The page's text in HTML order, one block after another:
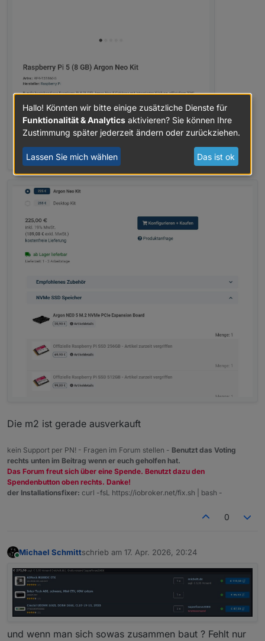
Die m2 ist gerade ausverkauft
kein Support per PN! - Fragen im Forum stellen - Benutzt das Voting
rechts unten im Beitrag wenn er euch geholfen hat.
Das Forum freut sich über eine Spende. Benutzt dazu den
Spendenbutton oben rechts. Danke!
der Installationsfixer: curl -fsL https://iobroker.net/fix.sh | bash -
0
Michael Schmittschrieb am 17. Apr. 2026, 20:24
zuletzt editiert von
und wenn man sich sowas zusammen baut ? Fehlt nur
Hallo! Könnten wir bitte einige zusätzliche Dienste für
Funktionalität & Analytics aktivieren? Sie können Ihre
Zustimmung später jederzeit ändern oder zurückziehen.
Lassen Sie mich wählen Das ist ok